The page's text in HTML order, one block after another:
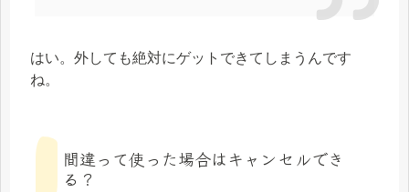
はい。外しても絶対にゲットできてしまうんです
ね。
間違って使った場合はキャンセルでき
る？